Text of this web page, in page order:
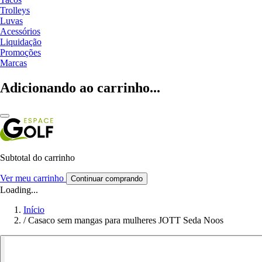
Trolleys
Luvas
Acessórios
Liquidação
Promoções
Marcas
Adicionando ao carrinho...
Subtotal do carrinho
Ver meu carrinho Continuar comprando
Loading...
Início
/ Casaco sem mangas para mulheres JOTT Seda Noos